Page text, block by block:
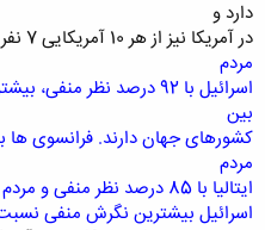
دارد و
در آمریکا نیز از هر 10 آمریکایی 7 نفر نسبت به ایران نظر منفی دارند.
مردم
اسرائیل با 92 درصد نظر
بین
مردم
ایتالیا با 85 درصد نظر منفی و مردم اسپانیا با 84 درصد نظر منفی پس از
اسرائیل بیشترین نگرش منفی نسبت